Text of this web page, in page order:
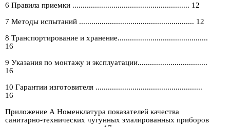
6 Правила приемки ......................................................... 12
7 Методы испытаний ........................................................ 12
8 Транспортирование и хранение............................................
16
9 Указания по монтажу и эксплуатации..................................
16
10 Гарантии изготовителя ....................................................
16
Приложение А Номенклатура показателей качества
санитарно-технических чугунных эмалированных приборов